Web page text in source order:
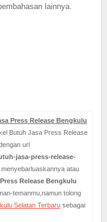
lainnya.
Press Release Bengkulu
Butuh Jasa Press Release
url
jasa-press-release-
atau
Release Bengkulu
temanmu,namun tolong
Selatan Terbarusebagai